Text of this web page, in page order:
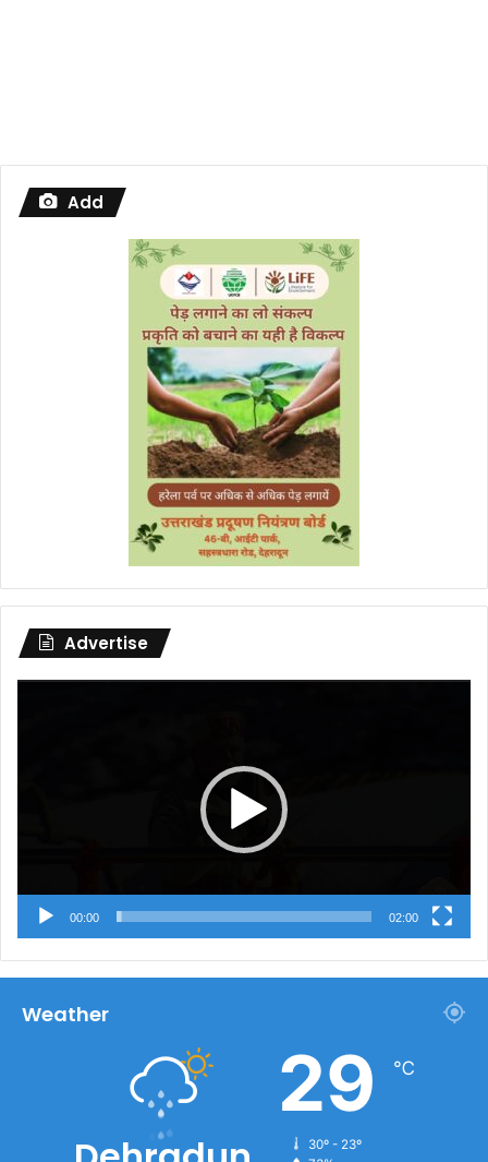
Add
Advertise
00:00 02:00
Weather
29 ℃
30º - 23º